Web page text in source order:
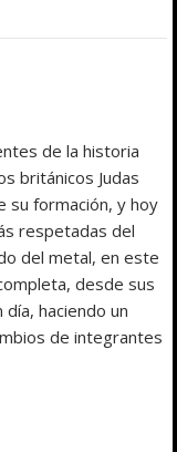
de la historia
británicos Judas
su formación, y hoy
respetadas del
del metal, en este
desde sus
haciendo un
de integrantes